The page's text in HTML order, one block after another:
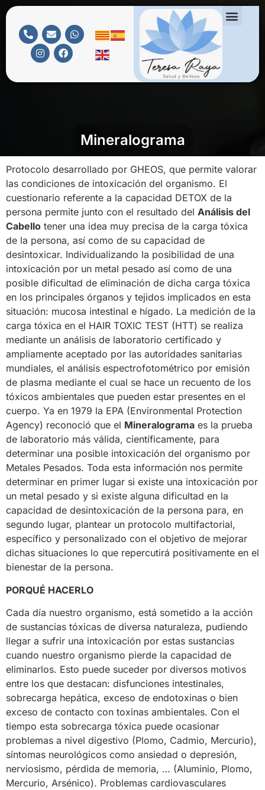
Mineralograma
Protocolo desarrollado por GHEOS, que permite valorar
las condiciones de intoxicación del organismo. El
cuestionario referente a la capacidad DETOX de la
persona permite junto con el resultado del Análisis del
Cabello tener una idea muy precisa de la carga tóxica
de la persona, así como de su capacidad de
desintoxicar. Individualizando la posibilidad de una
intoxicación por un metal pesado así como de una
posible dificultad de eliminación de dicha carga tóxica
en los principales órganos y tejidos implicados en esta
situación: mucosa intestinal e hígado. La medición de la
carga tóxica en el HAIR TOXIC TEST (HTT) se realiza
mediante un análisis de laboratorio certificado y
ampliamente aceptado por las autoridades sanitarias
mundiales, el análisis espectrofotométrico por emisión
de plasma mediante el cual se hace un recuento de los
tóxicos ambientales que pueden estar presentes en el
cuerpo. Ya en 1979 la EPA (Environmental Protection
Agency) reconoció que el Mineralograma es la prueba
de laboratorio más válida, científicamente, para
determinar una posible intoxicación del organismo por
Metales Pesados. Toda esta información nos permite
determinar en primer lugar si existe una intoxicación por
un metal pesado y si existe alguna dificultad en la
capacidad de desintoxicación de la persona para, en
segundo lugar, plantear un protocolo multifactorial,
específico y personalizado con el objetivo de mejorar
dichas situaciones lo que repercutirá positivamente en el
bienestar de la persona.
PORQUÉ HACERLO
Cada día nuestro organismo, está sometido a la acción
de sustancias tóxicas de diversa naturaleza, pudiendo
llegar a sufrir una intoxicación por estas sustancias
cuando nuestro organismo pierde la capacidad de
eliminarlos. Esto puede suceder por diversos motivos
entre los que destacan: disfunciones intestinales,
sobrecarga hepática, exceso de endotoxinas o bien
exceso de contacto con toxinas ambientales. Con el
tiempo esta sobrecarga tóxica puede ocasionar
problemas a nivel digestivo (Plomo, Cadmio, Mercurio),
síntomas neurológicos como ansiedad o depresión,
nerviosismo, pérdida de memoria, … (Aluminio, Plomo,
Mercurio, Arsénico). Problemas cardiovasculares